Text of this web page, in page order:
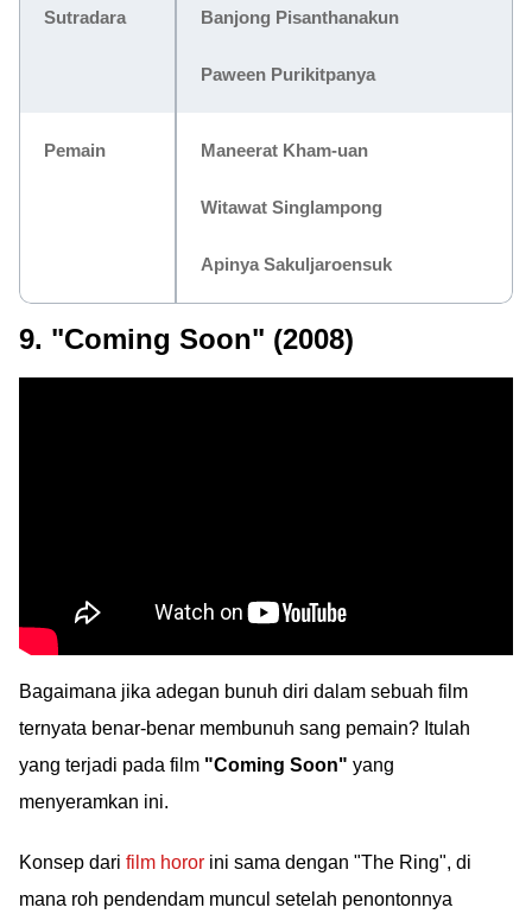
Sutradara Banjong Pisanthanakun
Paween Purikitpanya
Pemain Maneerat Kham-uan
Witawat Singlampong
Apinya Sakuljaroensuk
9. "Coming Soon" (2008)
Bagaimana jika adegan bunuh diri dalam sebuah film
ternyata benar-benar membunuh sang pemain? Itulah
yang terjadi pada film "Coming Soon" yang
menyeramkan ini.
Konsep dari film horor ini sama dengan "The Ring", di
mana roh pendendam muncul setelah penontonnya